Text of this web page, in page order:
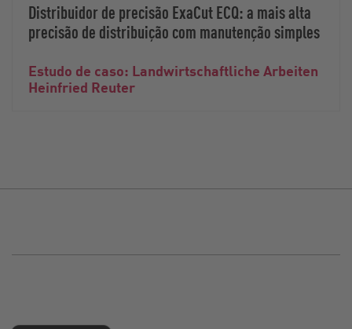
Distribuidor de precisão ExaCut ECQ: a mais alta
precisão de distribuição com manutenção simples
Estudo de caso: Landwirtschaftliche Arbeiten
Heinfried Reuter